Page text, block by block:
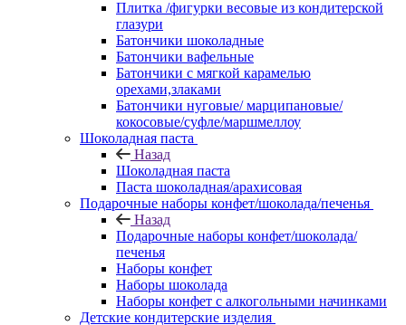
Плитка /фигурки весовые из кондитерской
глазури
Батончики шоколадные
Батончики вафельные
Батончики с мягкой карамелью
орехами,злаками
Батончики нуговые/ марципановые/
кокосовые/суфле/маршмеллоу
Шоколадная паста
Назад
Шоколадная паста
Паста шоколадная/арахисовая
Подарочные наборы конфет/шоколада/печенья
Назад
Подарочные наборы конфет/шоколада/
печенья
Наборы конфет
Наборы шоколада
Наборы конфет с алкогольными начинками
Детские кондитерские изделия